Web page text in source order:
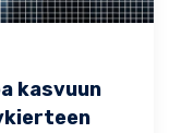
kasvuun